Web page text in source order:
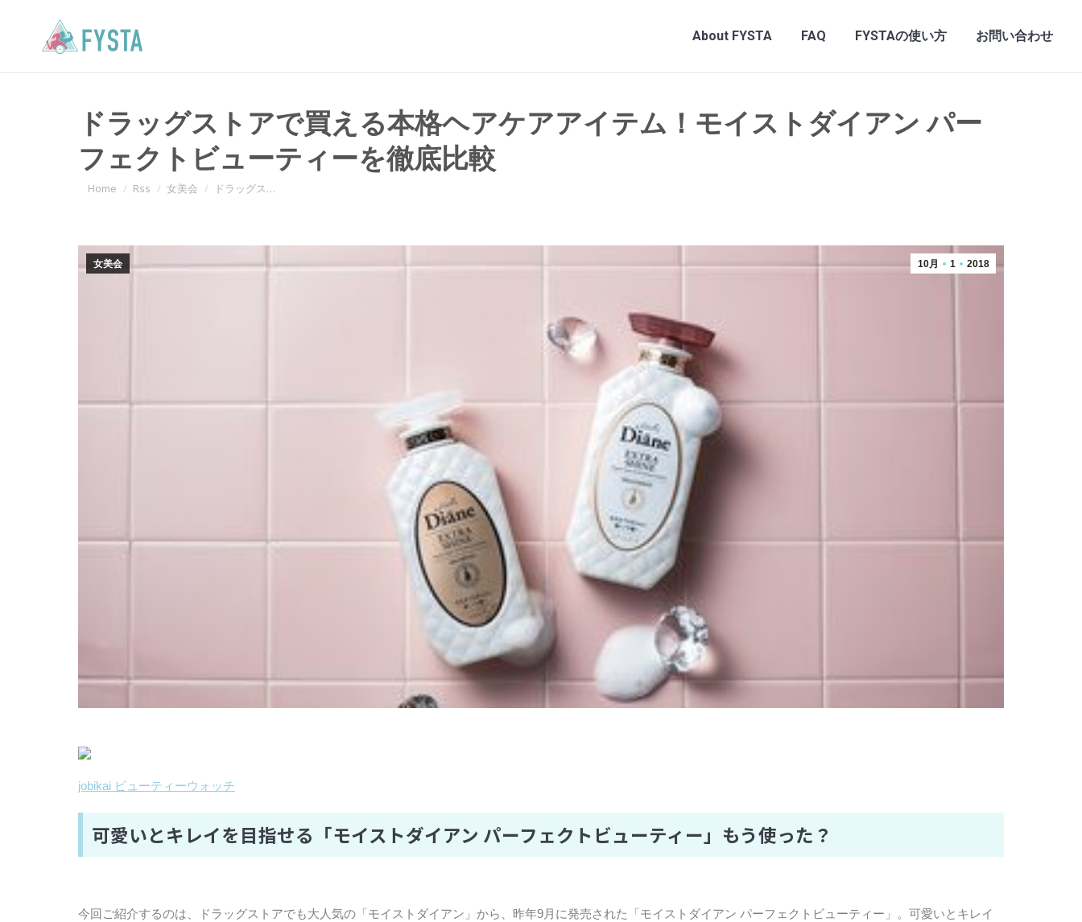
About FYSTA FAQ FYSTAの使い方 お問い合わせ
ドラッグストアで買える本格ヘアケアアイテム！モイストダイアン パー
フェクトビューティーを徹底比較
You are here:
Home Rss 女美会 ドラッグス…
10月 1 2018
女美会
jobikai ビューティーウォッチ
可愛いとキレイを目指せる「モイストダイアン パーフェクトビューティー」もう使った？
今回ご紹介するのは、ドラッグストアでも大人気の「モイストダイアン」から、昨年9月に発売された「モイストダイアン パーフェクトビューティー」。可愛いとキレイ